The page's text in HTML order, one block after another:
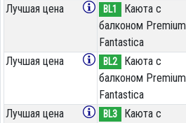
Лучшая цена BL1
Каюта с
балконом Premium
Fantastica
Лучшая цена BL2
Каюта с
балконом Premium
Fantastica
Лучшая цена BL3 Каюта с